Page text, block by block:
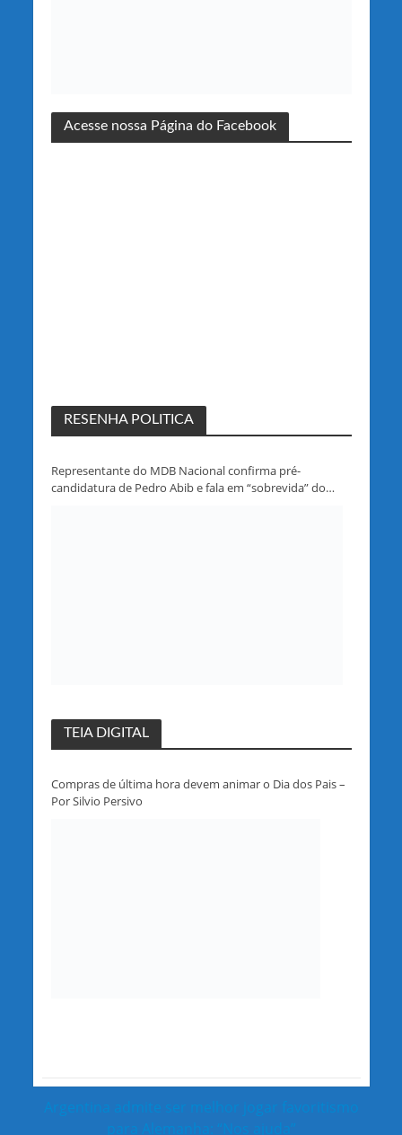
Acesse nossa Página do Facebook
RESENHA POLITICA
Representante do MDB Nacional confirma pré-
candidatura de Pedro Abib e fala em “sobrevida” do
TEIA DIGITAL
Compras de última hora devem animar o Dia dos Pais –
Por Silvio Persivo
Argentina admite ser melhor jogar favoritismo
para Alemanha: “Nos ajuda”